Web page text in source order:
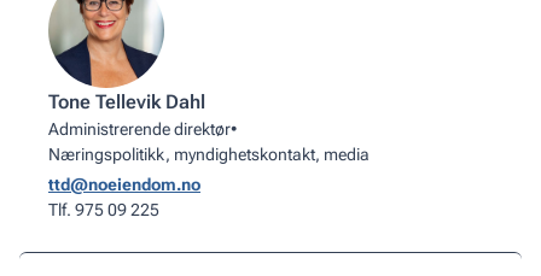
Tone Tellevik Dahl
Administrerende direktør•
Næringspolitikk, myndighetskontakt, media
ttd@noeiendom.no
Tlf. 975 09 225